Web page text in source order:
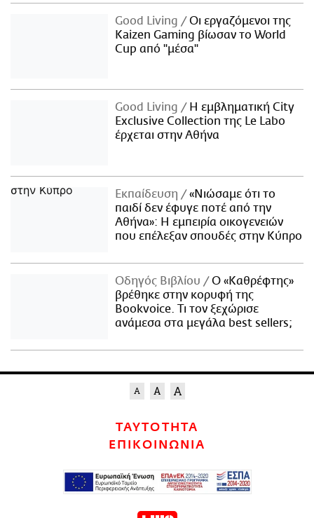
Good Living
Οι εργαζόμενοι της
Kaizen Gaming βίωσαν το World
Cup από "μέσα"
Good Living
Η εμβληματική City
Exclusive Collection της Le Labo
έρχεται στην Αθήνα
Εκπαίδευση
«Νιώσαμε ότι το
παιδί δεν έφυγε ποτέ από την
Αθήνα»: Η εμπειρία οικογενειών
που επέλεξαν σπουδές στην Κύπρο
Οδηγός Βιβλίου
Ο «Καθρέφτης»
βρέθηκε στην κορυφή της
Bookvoice. Τι τον ξεχώρισε
ανάμεσα στα μεγάλα best sellers;
ΤΑΥΤΟΤΗΤΑ
ΕΠΙΚΟΙΝΩΝΙΑ